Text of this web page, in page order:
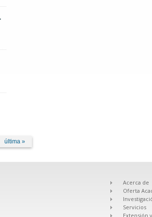
última »
Acerca de
Oferta
Servicios
Extensión